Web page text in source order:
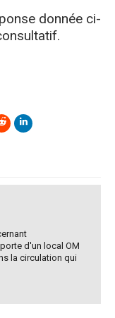
donnée ci-
d'un local OM
la circulation qui